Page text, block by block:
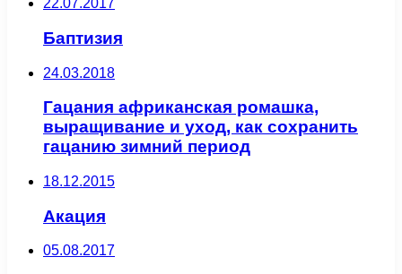
22.07.2017
Баптизия
24.03.2018
Гацания африканская ромашка,
выращивание и уход, как сохранить
гацанию зимний период
18.12.2015
Акация
05.08.2017